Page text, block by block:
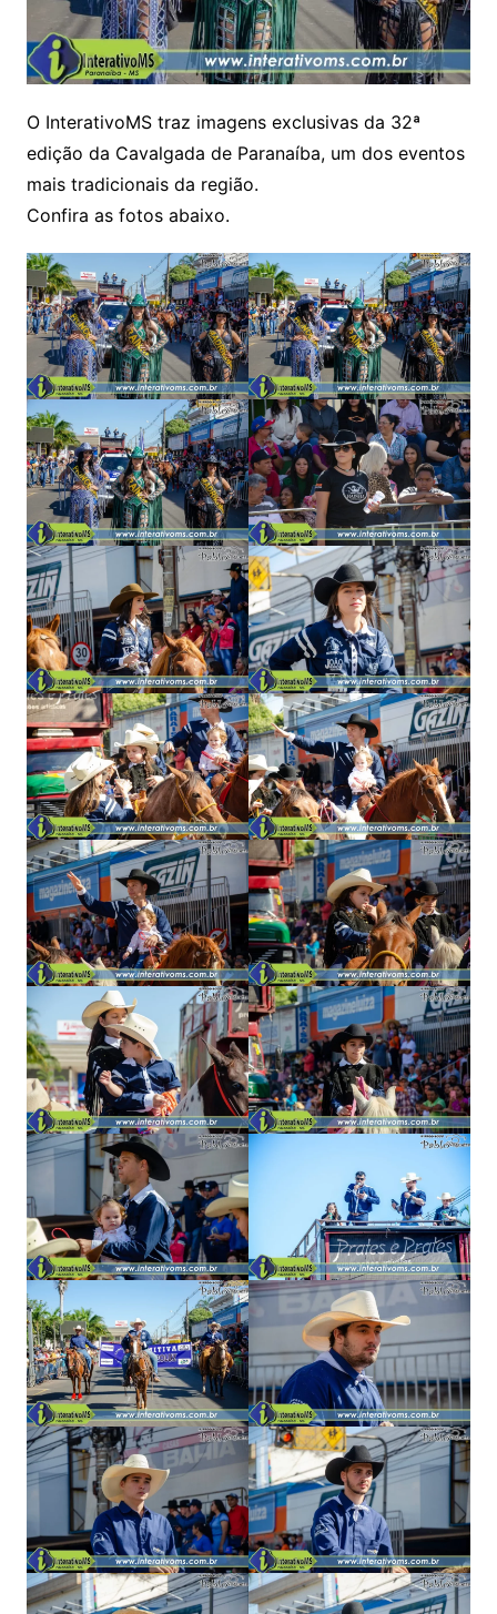
O InterativoMS traz imagens exclusivas da 32ª
edição da Cavalgada de Paranaíba, um dos eventos
mais tradicionais da região.
Confira as fotos abaixo.